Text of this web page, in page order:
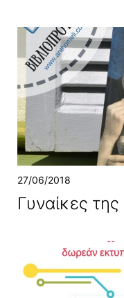
27/06/2018
Γυναίκες